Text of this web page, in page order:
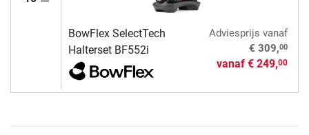
BowFlex SelectTech
Halterset BF552i
Adviesprijs vanaf
€ 309,00
vanaf € 249,00